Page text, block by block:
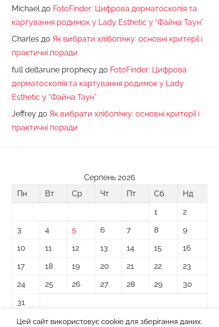
Michaelдо FotoFinder: Цифрова дерматоскопія та
картування родимок у Lady Esthetic у “Файна Таун”
Charles до Як вибрати хлібопічку: основні критерії і
практичні поради
full deltarune prophecy до FotoFinder: Цифрова
дерматоскопія та картування родимок у Lady
Esthetic у “Файна Таун”
Jeffrey до Як вибрати хлібопічку: основні критерії і
практичні поради
Серпень 2026
Пн
Вт Ср Чт Пт Сб
Нд
1
2
3
4 5 6 7 8
9
10
11 12 13 14 15
16
17
18 19 20 21 22
23
24
25 26 27 28 29
30
31
Цей сайт використовує cookie для зберігання даних.